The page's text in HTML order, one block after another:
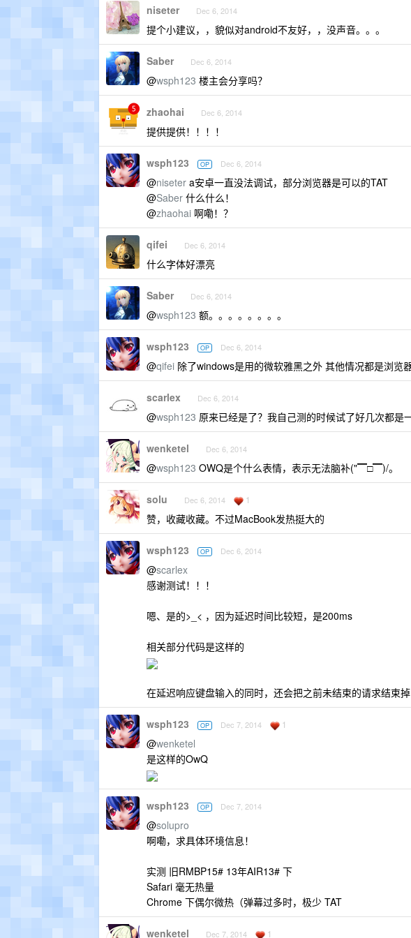
niseter Dec 6, 2014
提个小建议，，貌似对android不友好，，没声音。。。
Saber Dec 6, 2014
@wsph123 楼主会分享吗？
zhaohai Dec 6, 2014
提供提供！！！！
wsph123 OP Dec 6, 2014
@niseter a安卓一直没法调试，部分浏览器是可以的TAT
@Saber 什么什么！
@zhaohai 啊嘞！？
qifei Dec 6, 2014
什么字体好漂亮
Saber Dec 6, 2014
@wsph123 额。。。。。。。。
wsph123 OP Dec 6, 2014
@qifei 除了windows是用的微软雅黑之外 其他情况都是浏览
scarlex Dec 6, 2014
@wsph123 原来已经是了？我自己测的时候试了好几次都是
wenketel Dec 6, 2014
@wsph123 OWQ是个什么表情，表示无法脑补("▔□▔)/。
solu Dec 6, 2014 1
赞，收藏收藏。不过MacBook发热挺大的
wsph123 OP Dec 6, 2014
@scarlex
感谢测试！！！
嗯、是的>_< ，因为延迟时间比较短，是200ms
相关部分代码是这样的
在延迟响应键盘输入的同时，还会把之前未结束的请求结束
wsph123 OP Dec 7, 2014 1
@wenketel
是这样的OwQ
wsph123 OP Dec 7, 2014
@solupro
啊嘞，求具体环境信息！
实测 旧RMBP15# 13年AIR13# 下
Safari 毫无热量
Chrome 下偶尔微热（弹幕过多时，极少 TAT
wenketel Dec 7, 2014 1